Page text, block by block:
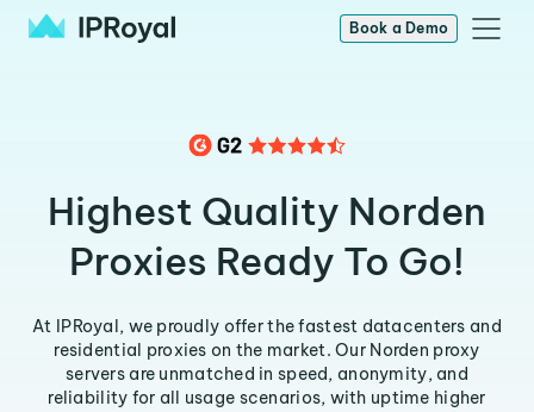
Book a Demo
Highest Quality Norden
Proxies Ready To Go!
At IPRoyal, we proudly offer the fastest datacenters and
residential proxies on the market. Our Norden proxy
servers are unmatched in speed, anonymity, and
reliability for all usage scenarios, with uptime higher